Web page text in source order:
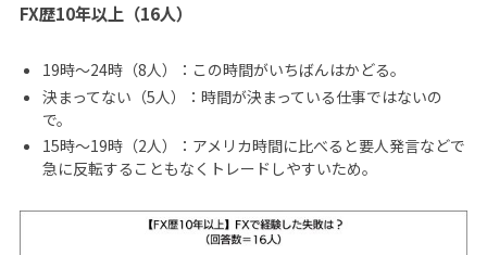
FX歴10年以上（16人）
19時〜24時（8人）：この時間がいちばんはかどる。
決まってない（5人）：時間が決まっている仕事ではないの
で。
15時〜19時（2人）：アメリカ時間に比べると要人発言などで
急に反転することもなくトレードしやすいため。